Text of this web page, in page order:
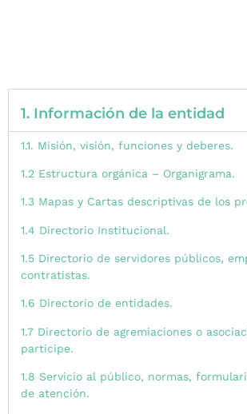
1. Información de la entidad
1.1. Misión, visión, funciones y deberes.
1.2 Estructura orgánica – Organigrama.
1.3 Mapas y Cartas descriptivas de los
1.4 Directorio Institucional.
1.5 Directorio de servidores públicos,
contratistas.
1.6 Directorio de entidades.
1.7 Directorio de agremiaciones o
participe.
1.8 Servicio al público, normas,
de atención.